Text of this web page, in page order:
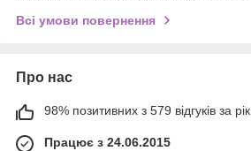
Всі умови повернення
Про нас
98% позитивних з 579 відгуків за рік
Працює з 24.06.2015